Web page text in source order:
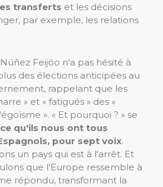
transferts et les décisions
par exemple, les relations
Feijóo n'a pas hésité à
des élections anticipées au
rappelant que les
» et « fatigués » des «
». « Et pourquoi ? » se
qu'ils nous ont tous
pour sept voix.
un pays qui est à l'arrêt. Et
que l'Europe ressemble à
répondu, transformant la